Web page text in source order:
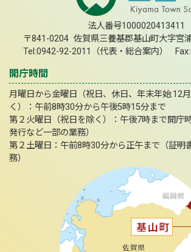
法人番号1000020413411
〒841-0204 佐賀県三養基郡基山町大字宮
Tel:0942-92-2011（代表・総合案内）
開庁時間
月曜日から金曜日（祝日、休日、年末年始:12
く）：午前8時30分から午後5時15分まで
第２火曜日（祝日を除く）：午後7時まで開庁
発行など一部の業務）
第２土曜日：午前8時30分から正午まで（証明
務）